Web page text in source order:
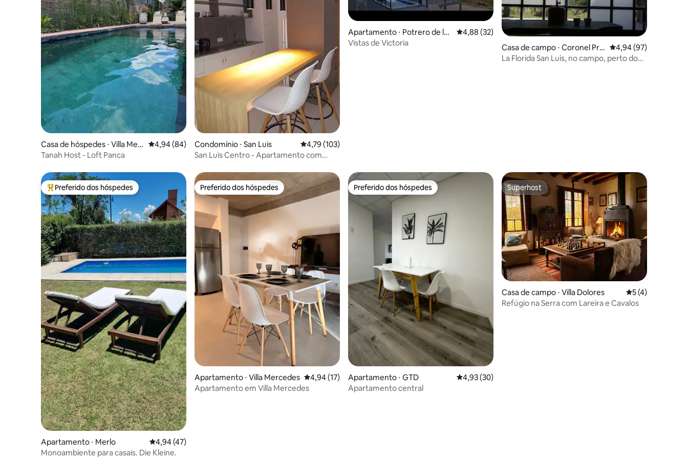
Casa de hóspedes ⋅ Villa Mer
cedes
4,94 de uma avaliação média de 5, 84 avaliações
4,94 (84)
Tanah Host - Loft Panca
Condomínio ⋅ San Luis 4,79 de uma avaliação média de 5, 103 avaliações
4,79 (103)
San Luis Centro - Apartamento com
Apartamento ⋅ Potrero de los
Funes
4,88 de uma avaliação média de 5, 32 avaliações
4,88 (32)
Vistas de Victoria
Casa de campo ⋅ Coronel Prin
gles
4,94 de uma
4,94 (97)
La Florida San Luis, no campo, perto do
Entre os melhores preferidos dos hóspedes
Preferido dos hóspedes
Apartamento ⋅ Merlo 4,94 de uma avaliação média de 5, 47 avaliações
4,94 (47)
Monoambiente para casais. Die Kleine.
Preferido dos hóspedes
Preferido dos hóspedes
Apartamento ⋅ Villa Mercedes 4,94 de uma avaliação média de 5, 17 avaliações
4,94 (17)
Apartamento em Villa Mercedes
Preferido dos hóspedes
Preferido dos hóspedes
Apartamento ⋅ GTD 4,93 de uma avaliação média de 5, 30 avaliações
4,93 (30)
Apartamento central
Superhost
Superhost
Casa de campo ⋅ Villa Dolores 5 de uma
5 (4)
Refúgio na Serra com Lareira e Cavalos